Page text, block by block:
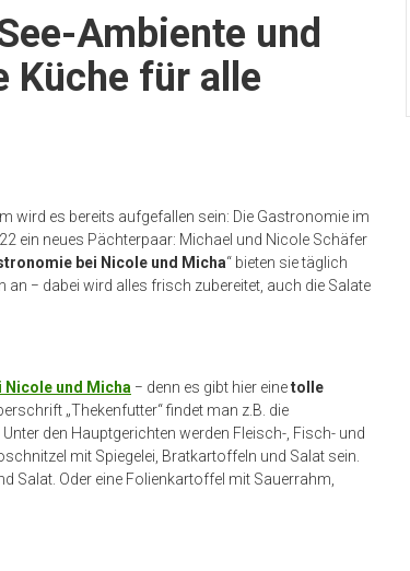
Ambiente und
Küche für alle
wird es bereits aufgefallen sein: Die Gastronomie im
ein neues Pächterpaar: Michael und Nicole Schäfer
bei Nicole und Micha“ bieten sie täglich
− dabei wird alles frisch zubereitet, auch die Salate
Nicole und Micha − denn es gibt hier einetolle
„Thekenfutter“ findet man z.B. die
den Hauptgerichten werden Fleisch-, Fisch- und
mit Spiegelei, Bratkartoffeln und Salat sein.
Salat. Oder eine Folienkartoffel mit Sauerrahm,